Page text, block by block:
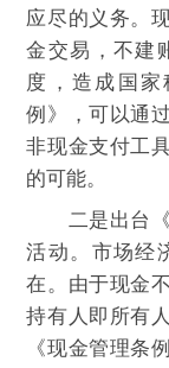
应尽的义务。
金交易，不建
度，造成国
例》，可以通
非现金支付工
的可能。
二是出台《
活动。市场经
在。由于现金
持有人即所有
《现金管理条